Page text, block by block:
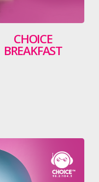
CHOICE
BREAKFAST